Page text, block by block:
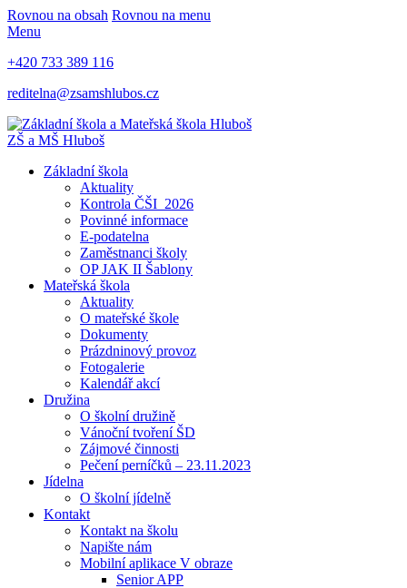
Rovnou na obsah Rovnou na menu
Menu
+420 733 389 116
reditelna@zsamshlubos.cz
ZŠ a MŠ Hluboš
Základní škola
Aktuality
Kontrola ČŠI_2026
Povinné informace
E-podatelna
Zaměstnanci školy
OP JAK II Šablony
Mateřská škola
Aktuality
O mateřské škole
Dokumenty
Prázdninový provoz
Fotogalerie
Kalendář akcí
Družina
O školní družině
Vánoční tvoření ŠD
Zájmové činnosti
Pečení perníčků – 23.11.2023
Jídelna
O školní jídelně
Kontakt
Kontakt na školu
Napište nám
Mobilní aplikace V obraze
Senior APP